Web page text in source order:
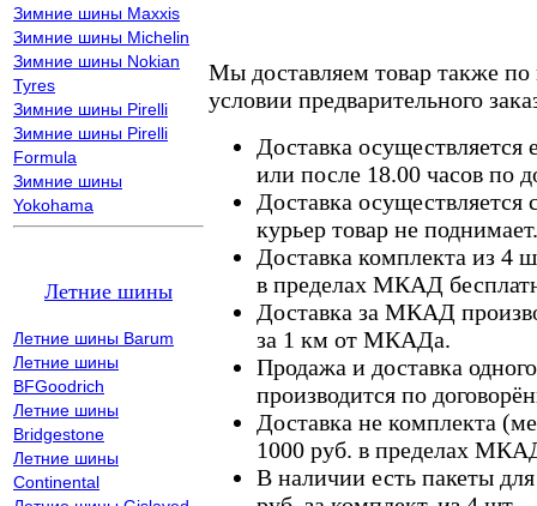
Зимние шины Maxxis
Зимние шины Michelin
Зимние шины Nokian
Tyres
Зимние шины Pirelli
Зимние шины Pirelli
Formula
Зимние шины
Yokohama
Летние шины
Летние шины Barum
Летние шины
BFGoodrich
Летние шины
Bridgestone
Летние шины
Continental
Мы доставляем товар также
условии предварительного
Доставка осуществляется
или после 18.00 часов по
Доставка осуществляется
курьер товар не поднимает.
Доставка комплекта из 4
в пределах МКАД
Доставка за МКАД
за 1 км от МКАДа.
Продажа и доставка
производится по
Доставка не комплекта
1000 руб. в пределах
В наличии есть пакеты